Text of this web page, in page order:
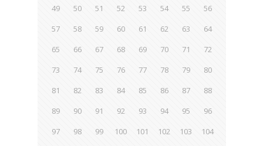
49
50 51 52 53 54 55
56
57
58 59 60 61 62 63
64
65
66 67 68 69 70 71
72
73
74 75 76 77 78 79
80
81
82 83 84 85 86 87
88
89
90 91 92 93 94 95
96
97
98 99 100 101 102 103
104